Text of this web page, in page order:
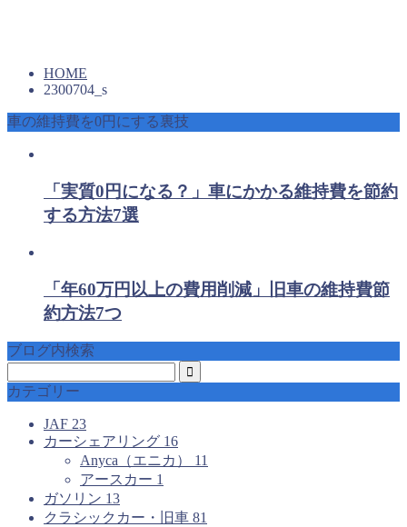
HOME
2300704_s
車の維持費を0円にする裏技
「実質0円になる？」車にかかる維持費を節約
する方法7選
「年60万円以上の費用削減」旧車の維持費節
約方法7つ
ブログ内検索
カテゴリー
JAF 23
カーシェアリング 16
Anyca（エニカ） 11
アースカー 1
ガソリン 13
クラシックカー・旧車 81